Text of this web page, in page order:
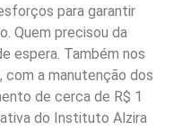
para garantir
Quem precisou da
espera. Também nos
com a manutenção dos
de cerca de R$ 1
do Instituto Alzira